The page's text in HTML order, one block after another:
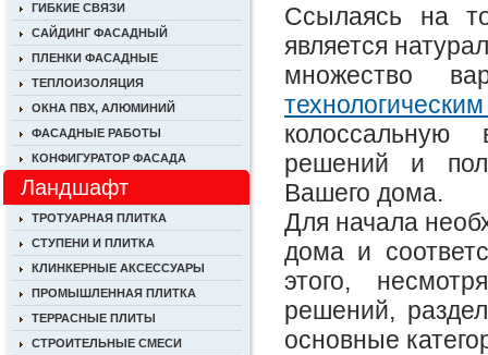
Ссылаясь на
является
множество
колоссальную
решений и
Вашего дома.
Для начала
дома и
этого,
решений,
основные
ГИБКИЕ СВЯЗИ
САЙДИНГ ФАСАДНЫЙ
ПЛЕНКИ ФАСАДНЫЕ
ТЕПЛОИЗОЛЯЦИЯ
ОКНА ПВХ, АЛЮМИНИЙ
ФАСАДНЫЕ РАБОТЫ
КОНФИГУРАТОР ФАСАДА
Ландшафт
ТРОТУАРНАЯ ПЛИТКА
СТУПЕНИ И ПЛИТКА
КЛИНКЕРНЫЕ АКСЕССУАРЫ
ПРОМЫШЛЕННАЯ ПЛИТКА
ТЕРРАСНЫЕ ПЛИТЫ
СТРОИТЕЛЬНЫЕ СМЕСИ